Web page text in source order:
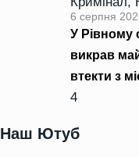
6 серпня
У Рівному
викрав
втекти з
4
Наш Ютуб